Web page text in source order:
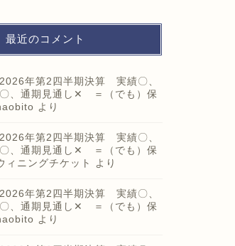
最近のコメント
年第2四半期決算 実績〇、
、通期見通し✕ ＝（でも）保
より
年第2四半期決算 実績〇、
、通期見通し✕ ＝（でも）保
ィニングチケット より
年第2四半期決算 実績〇、
、通期見通し✕ ＝（でも）保
より